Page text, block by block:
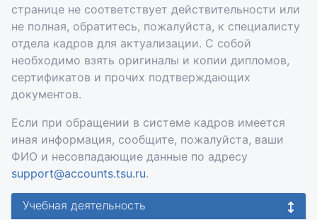
странице не соответствует действительности или
не полная, обратитесь, пожалуйста, к специалисту
отдела кадров для актуализации. С собой
необходимо взять оригиналы и копии дипломов,
сертификатов и прочих подтверждающих
документов.
Если при обращении в системе кадров имеется
иная информация, сообщите, пожалуйста, ваши
ФИО и несовпадающие данные по адресу
support@accounts.tsu.ru.
Учебная деятельность